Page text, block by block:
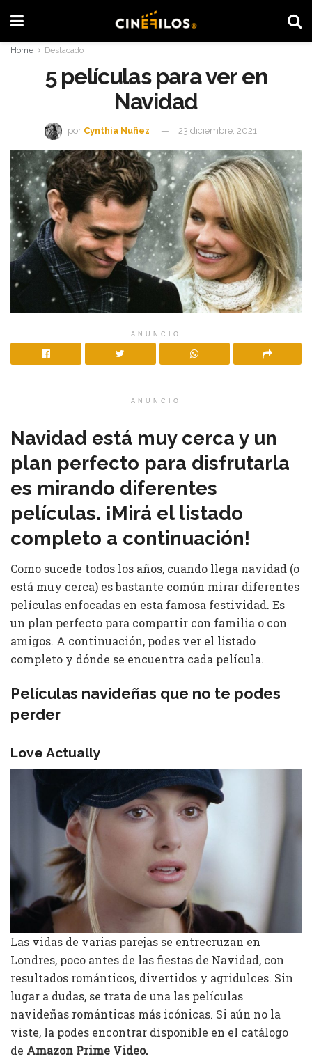
Home Destacado
5 películas para ver en
Navidad
por Cynthia Nuñez 23 diciembre, 2021
ANUNCIO
ANUNCIO
Navidad está muy cerca y un
plan perfecto para disfrutarla
es mirando diferentes
películas. ¡Mirá el listado
completo a continuación!
Como sucede todos los años, cuando llega navidad (o
está muy cerca) es bastante común mirar diferentes
películas enfocadas en esta famosa festividad. Es
un plan perfecto para compartir con familia o con
amigos. A continuación, podes ver el listado
completo y dónde se encuentra cada película.
Películas navideñas que no te podes
perder
Love Actually
Las vidas de varias parejas se entrecruzan en
Londres, poco antes de las fiestas de Navidad, con
resultados románticos, divertidos y agridulces. Sin
lugar a dudas, se trata de una las películas
navideñas románticas más icónicas. Si aún no la
viste, la podes encontrar disponible en el catálogo
de Amazon Prime Video.